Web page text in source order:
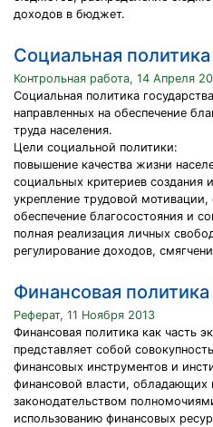
доходов в бюджет.
Социальная политика
Контрольная работа, 14 Апреля
Социальная политика
направленных на обеспечение
труда населения.
Цели социальной политики:
повышение качества жизни
социальных критериев создания
укрепление трудовой мотивации,
обеспечение благосостояния и
полная реализация личных
регулирование доходов,
Финансовая политика
Реферат, 11 Ноября 2013
Финансовая политика как часть
представляет собой
финансовых инструментов и
финансовой власти, обладающих
законодательством
использованию финансовых